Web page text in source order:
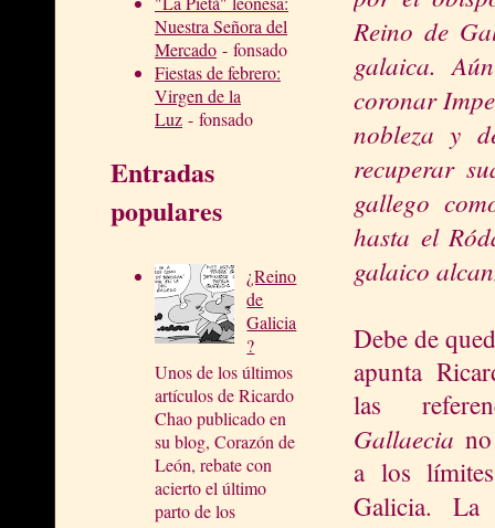
Nuestra Señora del
Mercado - fonsado
Fiestas de febrero:
Virgen de la
Luz - fonsado
Entradas
populares
¿Reino
de
Galicia
?
Unos de los últimos
artículos de Ricardo
Chao publicado en
su blog, Corazón de
León, rebate con
acierto el último
parto de los
Reino de
galaica.
coronar
nobleza y
recuperar
gallego
hasta el
galaico
Debe de
apunta
las
Gallaecia
a los
Galicia.